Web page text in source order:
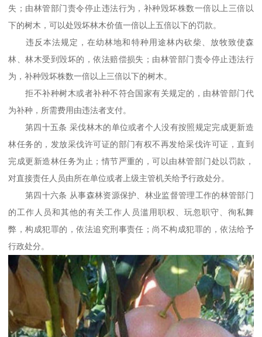
失；由林管部门责令停止违法行为，补种毁坏株数一倍以上三倍以
下的树木，可以处毁坏林木价值一倍以上五倍以下的罚款。
违反本法规定，在幼林地和特种用途林内砍柴、放牧致使森
林、林木受到毁坏的，依法赔偿损失；由林管部门责令停止违法行
为，补种毁坏株数一倍以上三倍以下的树木。
拒不补种树木或者补种不符合国家有关规定的，由林管部门代
为补种，所需费用由违法者支付。
第四十五条 采伐林木的单位或者个人没有按照规定完成更新造
林任务的，发放采伐许可证的部门有权不再发给采伐许可证，直到
完成更新造林任务为止；情节严重的，可以由林管部门处以罚款，
对直接责任人员由所在单位或者上级主管机关给予行政处分。
第四十六条 从事森林资源保护、林业监督管理工作的林管部门
的工作人员和其他的有关工作人员滥用职权、玩忽职守、徇私舞
弊，构成犯罪的，依法追究刑事责任；尚不构成犯罪的，依法给予
行政处分。